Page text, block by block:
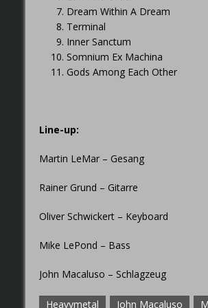
Dream Within A Dream
Terminal
Inner Sanctum
Somnium Ex Machina
Gods Among Each Other
Line-up:
Martin LeMar – Gesang
Rainer Grund – Gitarre
Oliver Schwickert – Keyboard
Mike LePond – Bass
John Macaluso – Schlagzeug
Heavymetal John Macaluso